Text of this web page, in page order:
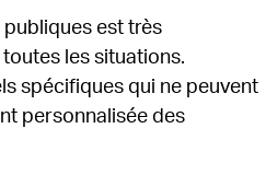
est très
les situations.
spécifiques qui ne peuvent
personnalisée des